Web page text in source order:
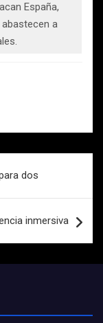
España,
abastecen a
dos
inmersiva